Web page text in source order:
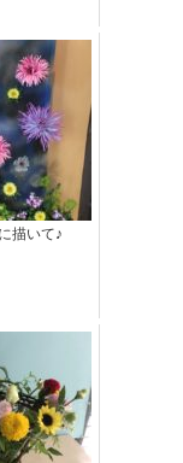
描いて♪